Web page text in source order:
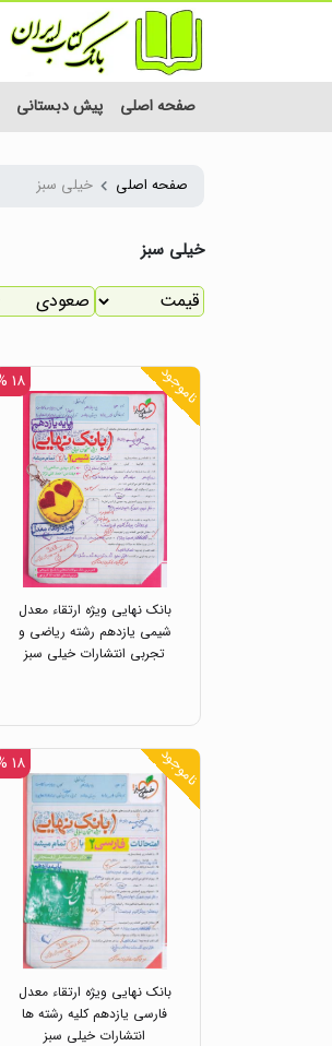
صفحه اصلی پیش دبستانی
صفحه اصلی خیلی سبز
خیلی سبز
ناموجود ۱۸ %
بانک نهایی ویژه ارتقاء معدل
شیمی یازدهم رشته ریاضی و
تجربی انتشارات خیلی سبز
ناموجود ۱۸ %
بانک نهایی ویژه ارتقاء معدل
فارسی یازدهم کلیه رشته ها
انتشارات خیلی سبز